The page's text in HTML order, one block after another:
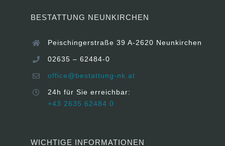
BESTATTUNG NEUNKIRCHEN
Peischingerstraße 39 A-2620 Neunkirchen
02635 – 62484-0
office@bestattung-nk.at
24h für Sie erreichbar:
+43 2635 62484 0
WICHTIGE INFORMATIONEN